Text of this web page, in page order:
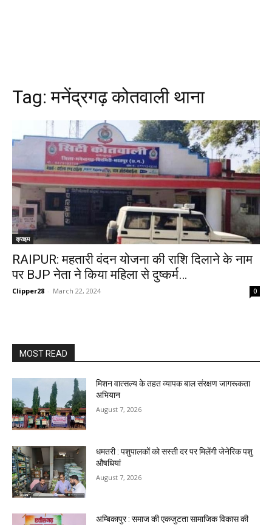
Tag:मनेंद्रगढ़ कोतवाली थाना
क्राइम
RAIPUR: महतारी वंदन योजना की राशि दिलाने के नाम
पर BJP नेता ने किया महिला से दुष्कर्म…
Clipper28 - March 22, 2024 0
MOST READ
मिशन वात्सल्य के तहत व्यापक बाल संरक्षण जागरूकता
अभियान
August 7, 2026
धमतरी : पशुपालकों को सस्ती दर पर मिलेंगी जेनेरिक पशु
औषधियां
August 7, 2026
अम्बिकापुर : समाज की एकजुटता सामाजिक विकास की